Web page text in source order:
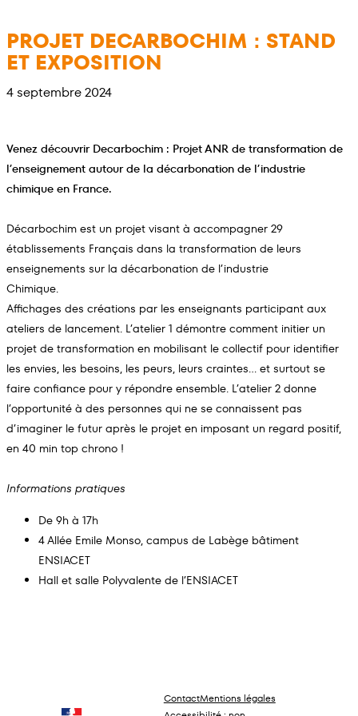
au
contenu
PROJET DECARBOCHIM : STAND
ET EXPOSITION
4 septembre 2024
Venez découvrir Decarbochim : Projet ANR de transformation de
l’enseignement autour de la décarbonation de l’industrie
chimique en France.
Décarbochim est un projet visant à accompagner 29
établissements Français dans la transformation de leurs
enseignements sur la décarbonation de l’industrie
Chimique.
Affichages des créations par les enseignants participant aux
ateliers de lancement. L’atelier 1 démontre comment initier un
projet de transformation en mobilisant le collectif pour identifier
les envies, les besoins, les peurs, leurs craintes… et surtout se
faire confiance pour y répondre ensemble. L’atelier 2 donne
l’opportunité à des personnes qui ne se connaissent pas
d’imaginer le futur après le projet en imposant un regard positif,
en 40 min top chrono !
Informations pratiques
De 9h à 17h
4 Allée Emile Monso, campus de Labège bâtiment
ENSIACET
Hall et salle Polyvalente de l’ENSIACET
ContactMentions légales